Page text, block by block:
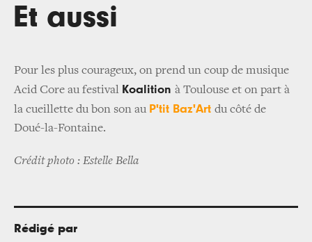
Et aussi
Pour les plus courageux, on prend un coup de musique
Acid Core au festival Koalition à Toulouse et on part à
la cueillette du bon son au P'tit Baz'Art du côté de
Doué-la-Fontaine.
Crédit photo : Estelle Bella
Rédigé par